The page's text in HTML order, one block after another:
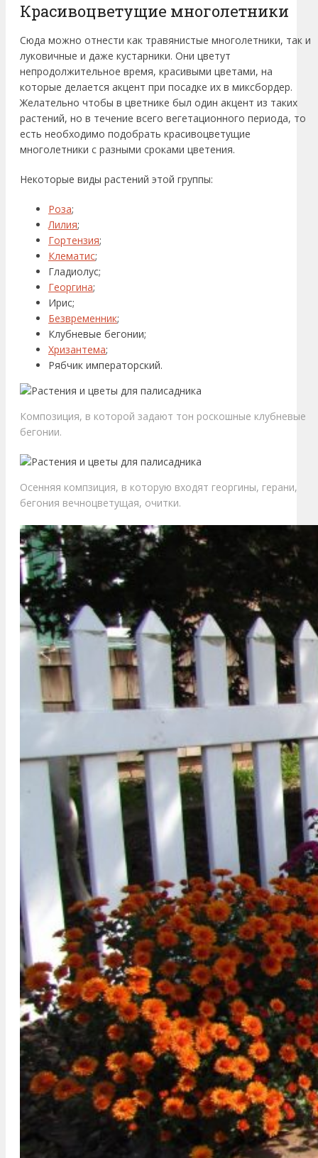
Красивоцветущие многолетники
Сюда можно отнести как травянистые многолетники, так и
луковичные и даже кустарники. Они цветут
непродолжительное время, красивыми цветами, на
которые делается акцент при посадке их в миксбордер.
Желательно чтобы в цветнике был один акцент из таких
растений, но в течение всего вегетационного периода, то
есть необходимо подобрать красивоцветущие
многолетники с разными сроками цветения.
Некоторые виды растений этой группы:
Роза;
Лилия;
Гортензия;
Клематис;
Гладиолус;
Георгина;
Ирис;
Безвременник;
Клубневые бегонии;
Хризантема;
Рябчик императорский.
Композиция, в которой задают тон роскошные клубневые
бегонии.
Осенняя компзиция, в которую входят георгины, герани,
бегония вечноцветущая, очитки.